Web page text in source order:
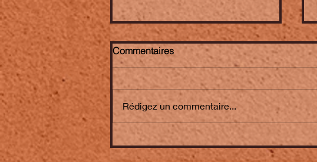
Michel Portal ➤ "Quelques
notes sur la liberté" - un film
Commentaires
Rédigez un commentaire...